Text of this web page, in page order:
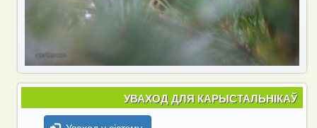
УВАХОД ДЛЯ КАРЫСТАЛЬНІКАЎ